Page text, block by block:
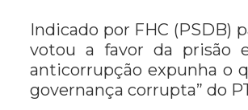
Indicado por FHC (PSDB)
votou a favor da prisão
anticorrupção expunha o
governança corrupta” do